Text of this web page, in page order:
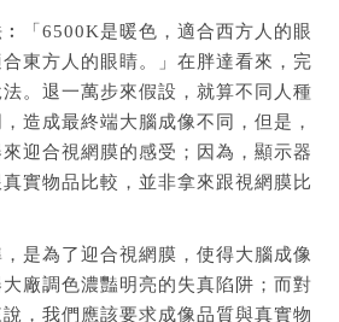
「6500K是暖色，適合西方人的眼
東方人的眼睛。」在胖達看來，完
。退一萬步來假設，就算不同人種
造成最終端大腦成像不同，但是，
迎合視網膜的感受；因為，顯示器
真實物品比較，並非拿來跟視網膜比
是為了迎合視網膜，使得大腦成像
廠調色濃豔明亮的失真陷阱；而對
，我們應該要求成像品質與真實物